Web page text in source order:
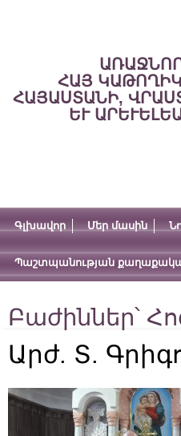
ՀԱՅ
ՀԱՅԱՍՏԱՆԻ,
ԵՒ
Գլխավոր Մեր մասին
Պաշտպանության
Բաժիններ՝
Արժ. Տ.